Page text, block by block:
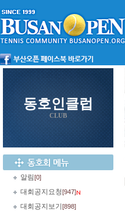
동호인클럽
CLUB
알림[0]
대회공지요청[947]
대회공지보기 [898]